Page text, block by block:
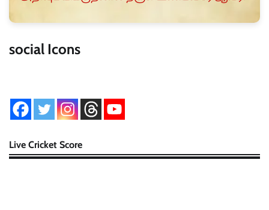
social Icons
Live Cricket Score